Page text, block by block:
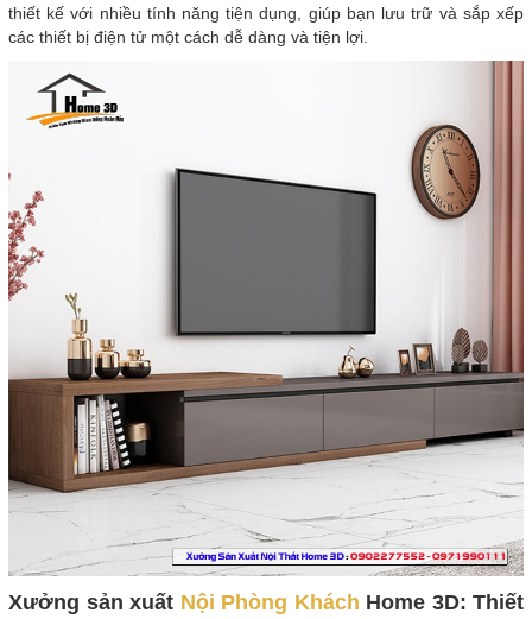
thiết kế với nhiều tính năng tiện dụng, giúp bạn lưu trữ và sắp xếp
các thiết bị điện tử một cách dễ dàng và tiện lợi.
Xưởng sản xuất Nội Phòng Khách Home 3D: Thiết